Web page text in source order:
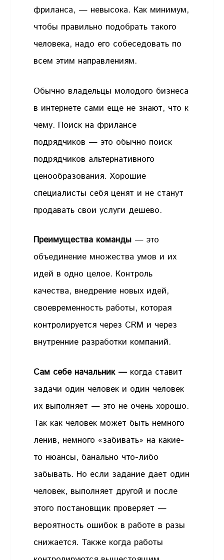
фриланса, — невысока. Как минимум,
чтобы правильно подобрать такого
человека, надо его собеседовать по
всем этим направлениям.
Обычно владельцы молодого бизнеса
в интернете сами еще не знают, что к
чему. Поиск на фрилансе
подрядчиков — это обычно поиск
подрядчиков альтернативного
ценообразования. Хорошие
специалисты себя ценят и не станут
продавать свои услуги дешево.
Преимущества команды — это
объединение множества умов и их
идей в одно целое. Контроль
качества, внедрение новых идей,
своевременность работы, которая
контролируется через CRM и через
внутренние разработки компаний.
Сам себе начальник — когда ставит
задачи один человек и один человек
их выполняет — это не очень хорошо.
Так как человек может быть немного
ленив, немного «забивать» на какие-
то нюансы, банально что-либо
забывать. Но если задание дает один
человек, выполняет другой и после
этого постановщик проверяет —
вероятность ошибок в работе в разы
снижается. Также когда работы